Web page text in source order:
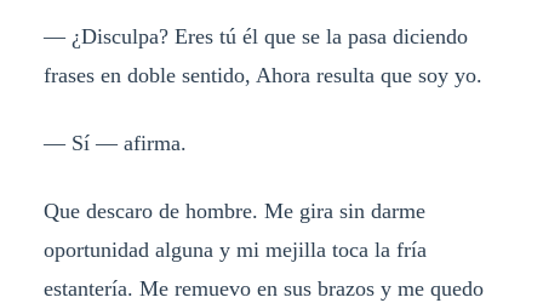
— ¿Disculpa? Eres tú él que se la pasa diciendo
frases en doble sentido, Ahora resulta que soy yo.
— Sí — afirma.
Que descaro de hombre. Me gira sin darme
oportunidad alguna y mi mejilla toca la fría
estantería. Me remuevo en sus brazos y me quedo